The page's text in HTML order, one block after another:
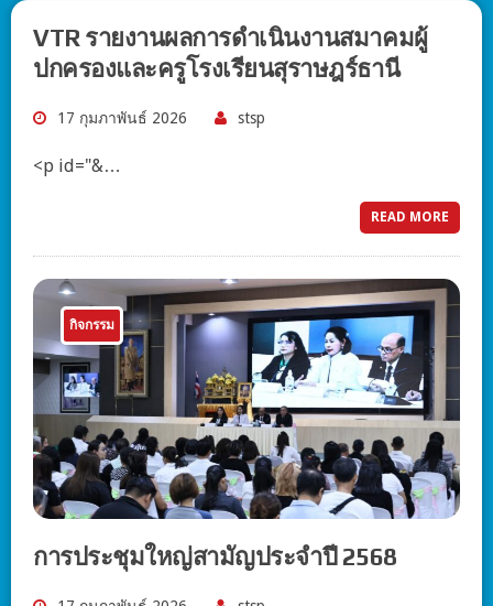
VTR รายงานผลการดำเนินงานสมาคมผู้
ปกครองและครูโรงเรียนสุราษฎร์ธานี
17 กุมภาพันธ์ 2026 stsp
<p id="&…
READ MORE
กิจกรรม
การประชุมใหญ่สามัญประจำปี 2568